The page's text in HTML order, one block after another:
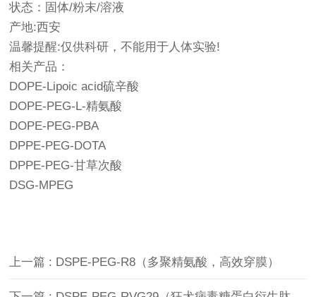
状态：固体/粉末/溶液
产地:西安
温馨提醒:仅供科研，不能用于人体实验!
相关产品：
DOPE-Lipoic acid硫辛酸
DOPE-PEG-L-精氨酸
DOPE-PEG-PBA
DPPE-PEG-DOTA
DPPE-PEG-甘草次酸
DSG-MPEG
上一篇 : DSPE-PEG-R8（多聚精氨酸，高效穿膜）